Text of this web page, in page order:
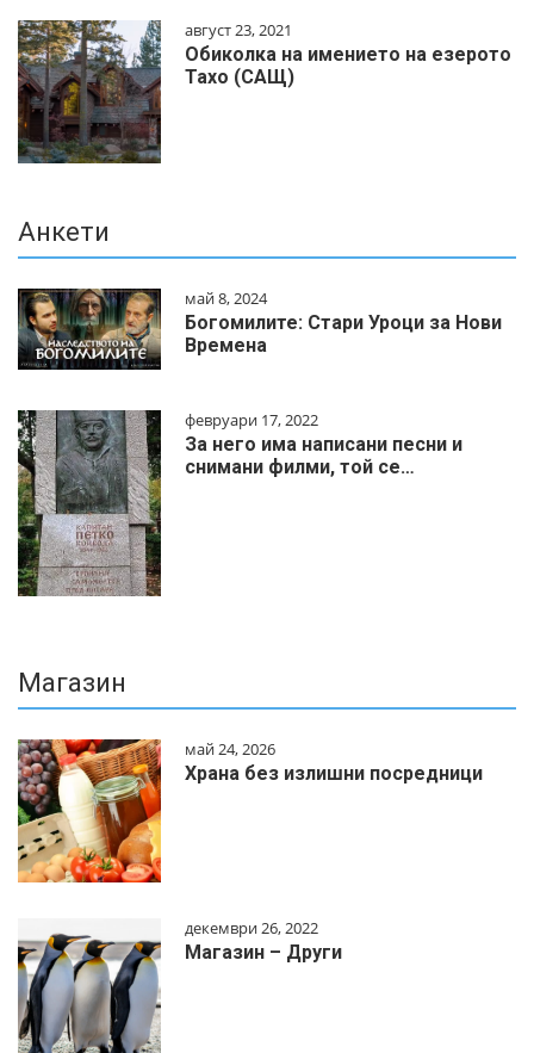
август 23, 2021
Обиколка на имението на езерото
Тахо (САЩ)
Анкети
май 8, 2024
Богомилите: Стари Уроци за Нови
Времена
февруари 17, 2022
За него има написани песни и
снимани филми, той се…
Магазин
май 24, 2026
Храна без излишни посредници
декември 26, 2022
Магазин – Други